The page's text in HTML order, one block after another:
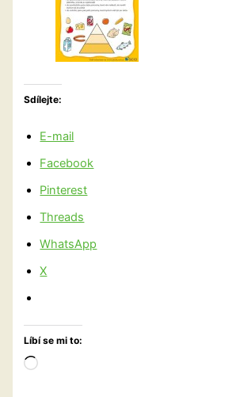
Sdílejte:
E-mail
Facebook
Pinterest
Threads
WhatsApp
X
Líbí se mi to:
Načítání…